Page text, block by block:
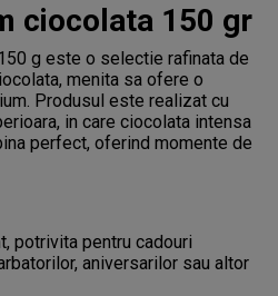
ciocolata 150 gr
g este o selectie rafinata de
menita sa ofere o
Produsul este realizat cu
in care ciocolata intensa
perfect, oferind momente de
potrivita pentru cadouri
aniversarilor sau altor